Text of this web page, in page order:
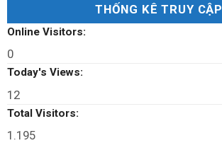
THỐNG KÊ TRUY CẬP
Online Visitors:
0
Today's Views:
12
Total Visitors:
1.195